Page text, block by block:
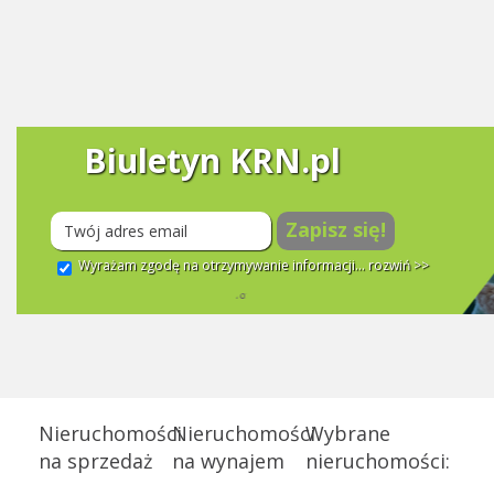
Biuletyn KRN.pl
Zapisz się!
Wyrażam zgodę na otrzymywanie informacji... rozwiń >>
Nieruchomości
na sprzedaż
Nieruchomości
na wynajem
Wybrane
nieruchomości: